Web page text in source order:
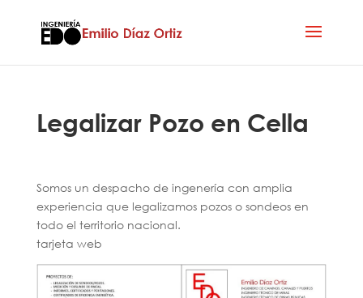
Legalizar Pozo en Cella
Somos un despacho de ingenería con amplia
experiencia que legalizamos pozos o sondeos en
todo el territorio nacional.
tarjeta web